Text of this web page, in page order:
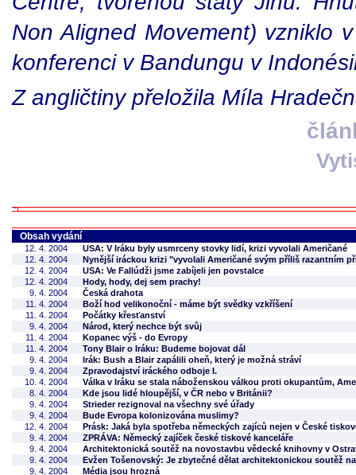
Non Aligned Movement) vzniklo
konferenci v Bandungu v
Z angličtiny přeložila Míla
Obsah vydání
12. 4. 2004
USA: V Iráku byly usmrceny stovky lidí, krizi vyvolali Američané
12. 4. 2004
Nynější iráckou krizi "vyvolali Američané svým příliš razantním
12. 4. 2004
USA: Ve Fallúdži jsme zabíjeli jen povstalce
12. 4. 2004
Hody, hody, dej sem prachy!
9. 4. 2004
Česká drahota
11. 4. 2004
Boží hod velikonoční - máme být svědky vzkříšení
11. 4. 2004
Počátky křesťanství
9. 4. 2004
Národ, který nechce být svůj
11. 4. 2004
Kopanec výš - do Evropy
11. 4. 2004
Tony Blair o Iráku: Budeme bojovat dál
9. 4. 2004
Irák: Bush a Blair zapálili oheň, který je možná stráví
9. 4. 2004
Zpravodajství iráckého odboje I.
10. 4. 2004
Válka v Iráku se stala náboženskou válkou proti okupantům,
8. 4. 2004
Kde jsou lidé hloupější, v ČR nebo v Británii?
9. 4. 2004
Strieder rezignoval na všechny své úřady
9. 4. 2004
Bude Evropa kolonizována muslimy?
12. 4. 2004
Prásk: Jaká byla spotřeba německých zajíců nejen v České
9. 4. 2004
ZPRÁVA: Německý zajíček české tiskové kanceláře
9. 4. 2004
Architektonická soutěž na novostavbu vědecké knihovny v
9. 4. 2004
Evžen Tošenovský: Je zbytečné dělat architektonickou soutěž
9. 4. 2004
Média jsou hrozná